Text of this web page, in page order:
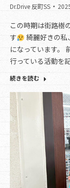
Dr.Drive 反町SS
この時期は街路樹
す
綺麗好きの
になっています。
行っている活動を
続きを読む